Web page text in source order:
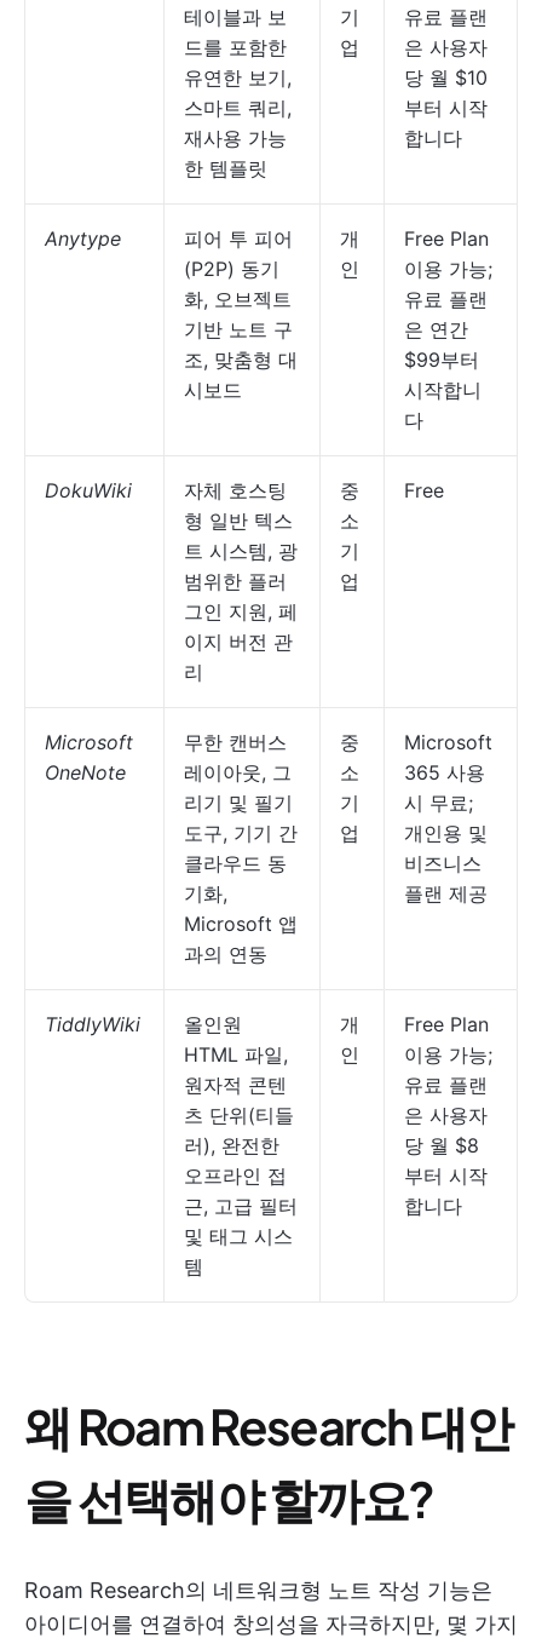
테이블과 보
드를 포함한
유연한 보기,
스마트 쿼리,
재사용 가능
한 템플릿
기
업
유료 플랜
은 사용자
당 월 $10
부터 시작
합니다
Anytype
피어 투 피어
(P2P) 동기
화, 오브젝트
기반 노트 구
조, 맞춤형 대
시보드
개
인
Free Plan
이용 가능;
유료 플랜
은 연간
$99부터
시작합니
다
DokuWiki
자체 호스팅
형 일반 텍스
트 시스템, 광
범위한 플러
그인 지원, 페
이지 버전 관
리
중
소
기
업
Free
Microsoft
OneNote
무한 캔버스
레이아웃, 그
리기 및 필기
도구, 기기 간
클라우드 동
기화,
Microsoft 앱
과의 연동
중
소
기
업
Microsoft
365 사용
시 무료;
개인용 및
비즈니스
플랜 제공
TiddlyWiki
올인원
HTML 파일,
원자적 콘텐
츠 단위(티들
러), 완전한
오프라인 접
근, 고급 필터
및 태그 시스
템
개
인
Free Plan
이용 가능;
유료 플랜
은 사용자
당 월 $8
부터 시작
합니다
왜 Roam Research 대안
을 선택해야 할까요?
Roam Research의 네트워크형 노트 작성 기능은
아이디어를 연결하여 창의성을 자극하지만, 몇 가지